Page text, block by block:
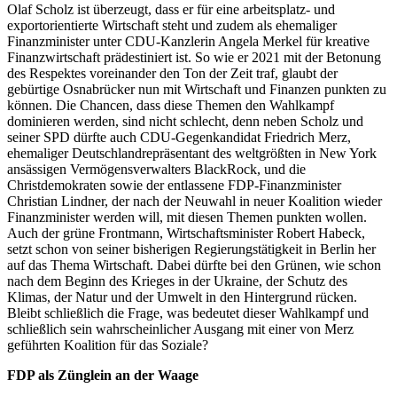
Olaf Scholz ist überzeugt, dass er für eine arbeitsplatz- und
exportorientierte Wirtschaft steht und zudem als ehemaliger
Finanzminister unter CDU-Kanzlerin Angela Merkel für kreative
Finanzwirtschaft prädestiniert ist. So wie er 2021 mit der Betonung
des Respektes voreinander den Ton der Zeit traf, glaubt der
gebürtige Osnabrücker nun mit Wirtschaft und Finanzen punkten zu
können. Die Chancen, dass diese Themen den Wahlkampf
dominieren werden, sind nicht schlecht, denn neben Scholz und
seiner SPD dürfte auch CDU-Gegenkandidat Friedrich Merz,
ehemaliger Deutschlandrepräsentant des weltgrößten in New York
ansässigen Vermögensverwalters BlackRock, und die
Christdemokraten sowie der entlassene FDP-Finanzminister
Christian Lindner, der nach der Neuwahl in neuer Koalition wieder
Finanzminister werden will, mit diesen Themen punkten wollen.
Auch der grüne Frontmann, Wirtschaftsminister Robert Habeck,
setzt schon von seiner bisherigen Regierungstätigkeit in Berlin her
auf das Thema Wirtschaft. Dabei dürfte bei den Grünen, wie schon
nach dem Beginn des Krieges in der Ukraine, der Schutz des
Klimas, der Natur und der Umwelt in den Hintergrund rücken.
Bleibt schließlich die Frage, was bedeutet dieser Wahlkampf und
schließlich sein wahrscheinlicher Ausgang mit einer von Merz
geführten Koalition für das Soziale?
FDP als Zünglein an der Waage